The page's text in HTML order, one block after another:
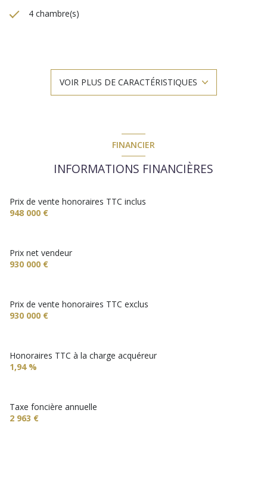
4 chambre(s)
Chauffage individuel : radiateur (gaz de ville)
2 parking(s)
1 côté(s) mitoyen(s)
vue Jardin
visiophone
VOIR PLUS DE CARACTÉRISTIQUES
FINANCIER
INFORMATIONS FINANCIÈRES
Prix de vente honoraires TTC inclus
948 000 €
Prix net vendeur
930 000 €
Prix de vente honoraires TTC exclus
930 000 €
Honoraires TTC à la charge acquéreur
1,94 %
Taxe foncière annuelle
2 963 €